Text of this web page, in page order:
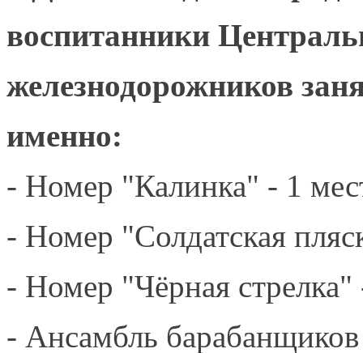
воспитанники
железнодорожников
именно:
- Номер "Калинка" - 1
- Номер "Солдатская
- Номер "Чёрная стрелка"
- Ансамбль